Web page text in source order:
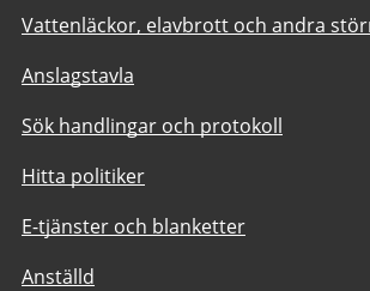
Vattenläckor, elavbrott och andra
Anslagstavla
Sök handlingar och protokoll
Hitta politiker
E-tjänster och blanketter
Anställd